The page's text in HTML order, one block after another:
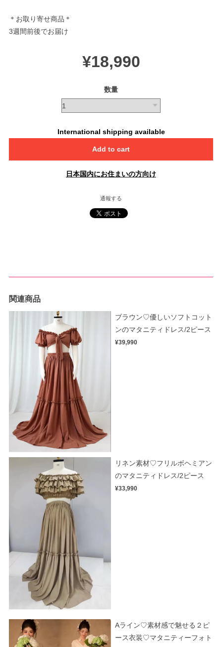
＊お取り寄せ商品＊
3週間前後でお届け
¥18,990
数量
International shipping available
Add to cart
日本国内にお住まいの方向け
通報する
関連商品
ブラウン♡優しいソフトコット
ンのマタニティドレス/2ピース
¥39,990
リネン素材♡フリルボヘミアン
のマタニティドレス/2ピース
¥33,990
Aライン♡素材感で魅せる２ピ
ース衣装♡マタニティーフォト